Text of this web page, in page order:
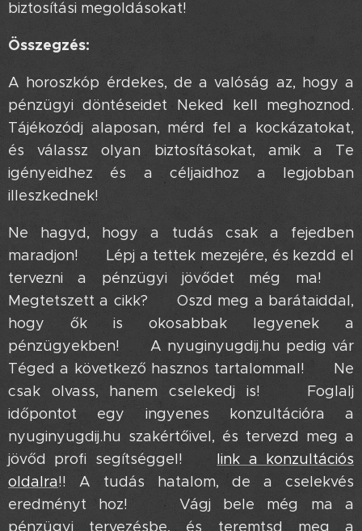
biztosítási megoldásokat!
Összegzés:
A horoszkóp érdekes, de a valóság az, hogy a
pénzügyi döntéseidet Neked kell meghoznod.
Tájékozódj alaposan, mérd fel a kockázatokat,
és válassz olyan biztosításokat, amik a Te
igényeidhez és a céljaidhoz a legjobban
illeszkednek!
Ne hagyd, hogy a tudás csak a fejedben
maradjon! 🤔 Lépj a tettek mezejére, és kezdd el
tervezni a pénzügyi jövődet még ma! 💪
Megtetszett a cikk? 😉 Oszd meg a barátaiddal,
hogy ők is okosabbak legyenek a
pénzügyekben! 🤝 A nyuginyugdij.hu pedig vár
Téged a következő hasznos tartalommal! ✨ Ne
csak olvass, hanem cselekedj is! 💪 Foglalj
időpontot egy ingyenes konzultációra a
nyuginyugdij.hu szakértőivel, és tervezd meg a
jövőd profi segítséggel! ➡️ link a konzultációs
oldalra!! A tudás hatalom, de a cselekvés
eredményt hoz! 💥 Vágj bele még ma a
pénzügyi tervezésbe, és teremtsd meg a